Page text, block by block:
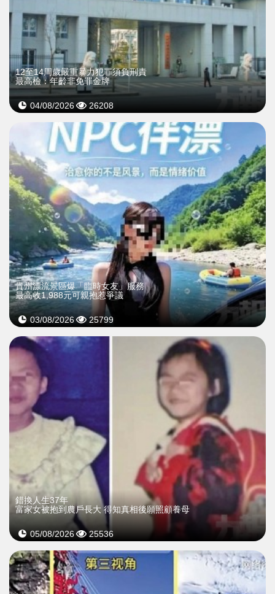
12至14周歲嚴重暴力犯罪須負刑責
最高檢：年齡非免罪金牌
04/08/2026 26208
貴州漂流景區爆「臨時女友」服務
最高收1,988元可親抱惹爭議
03/08/2026 25799
錯換人生37年
富家女被抱到農戶長大 得知真相後願照顧養母
05/08/2026 25536